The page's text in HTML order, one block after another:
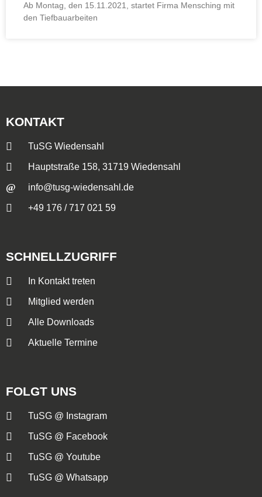
Ab Montag, den 15.11.2021, startet Firma Mensching mit
den Tiefbauarbeiten
KONTAKT
TuSG Wiedensahl
Hauptstraße 158, 31719 Wiedensahl
info@tusg-wiedensahl.de
+49 176 / 717 021 59
SCHNELLZUGRIFF
In Kontakt treten
Mitglied werden
Alle Downloads
Aktuelle Termine
FOLGT UNS
TuSG @ Instagram
TuSG @ Facebook
TuSG @ Youtube
TuSG @ Whatsapp